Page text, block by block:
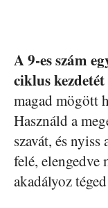
A 9-es szám
ciklus
magad mögött
Használd a
szavát, és
felé, elengedve
akadályoz